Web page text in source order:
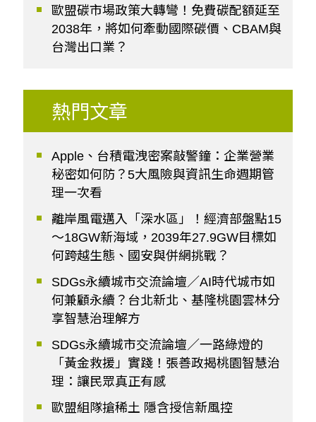
歐盟碳市場政策大轉彎！免費碳配額延至
2038年，將如何牽動國際碳價、CBAM與
台灣出口業？
熱門文章
Apple、台積電洩密案敲警鐘：企業營業
秘密如何防？5大風險與資訊生命週期管
理一次看
離岸風電邁入「深水區」！經濟部盤點15
～18GW新海域，2039年27.9GW目標如
何跨越生態、國安與併網挑戰？
SDGs永續城市交流論壇／AI時代城市如
何兼顧永續？台北新北、基隆桃園雲林分
享智慧治理解方
SDGs永續城市交流論壇／一路綠燈的
「黃金救援」實踐！張善政揭桃園智慧治
理：讓民眾真正有感
歐盟組隊搶稀土 隱含授信新風控